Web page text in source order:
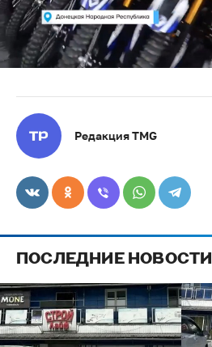
Редакция TMG
ПОСЛЕДНИЕ НОВОСТИ